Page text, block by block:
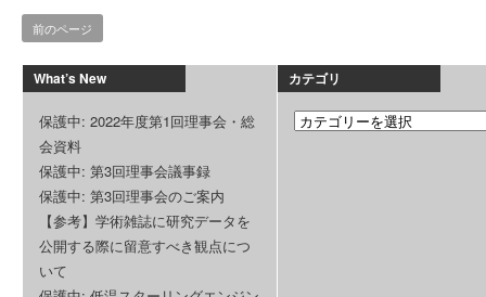
前のページ
What’s New
保護中: 2022年度第1回理事会・総
会資料
保護中: 第3回理事会議事録
保護中: 第3回理事会のご案内
【参考】学術雑誌に研究データを
公開する際に留意すべき観点につ
いて
カテゴリ